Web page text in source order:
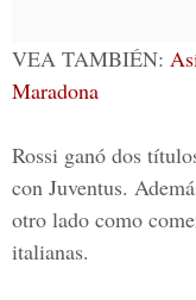
VEA TAMBIÉN:
Maradona
Rossi ganó dos
con Juventus.
otro lado como
italianas.